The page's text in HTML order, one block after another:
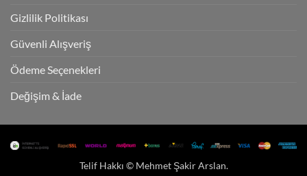
Gizlilik Politikası
Güvenli Alışveriş
Ödeme Seçenekleri
Değişim & İade
Telif Hakkı © Mehmet Şakir Arslan.